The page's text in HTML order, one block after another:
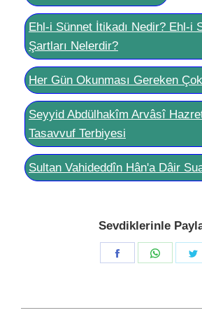
Ehl-i Sünnet İtikadı Nedir? Ehl-i
Şartları Nelerdir?
Her Gün Okunması Gereken
Seyyid Abdülhakîm Arvâsî
Tasavvuf Terbiyesi
Sultan Vahideddîn Hân'a Dâir
Sevdiklerinle
Share
Share